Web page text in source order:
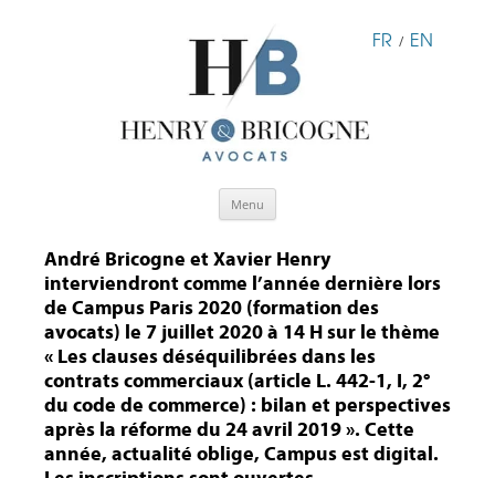
FR / EN
Menu
André Bricogne et Xavier Henry
interviendront comme l’année dernière lors
de Campus Paris 2020 (formation des
avocats) le 7 juillet 2020 à 14 H sur le thème
« Les clauses déséquilibrées dans les
contrats commerciaux (article L. 442-1, I, 2°
du code de commerce) : bilan et perspectives
après la réforme du 24 avril 2019 ». Cette
année, actualité oblige, Campus est digital.